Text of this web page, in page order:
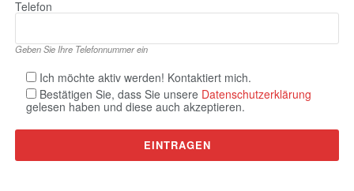
Telefon
Geben Sie Ihre Telefonnummer ein
Ich möchte aktiv werden! Kontaktiert mich.
Bestätigen Sie, dass Sie unsere Datenschutzerklärung
gelesen haben und diese auch akzeptieren.